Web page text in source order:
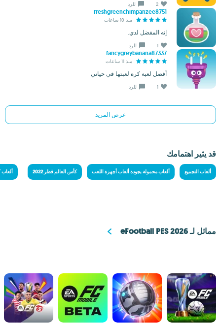
2 للرد
freshgreenchimpanzee8751
منذ 10 ساعات
إنه المفضل لدي.
1 للرد
fancygreybanana87337
منذ 11 ساعات
أفضل لعبة كرة لعبتها في حياتي
1 للرد
عرض المزيد
قد يثير اهتمامك
ألعاب التجميع ألعاب محمولة بجودة ألعاب أجهزة اللعب كأس العالم قطر 2022 ألعاب
مماثل لـ eFootball PES 2026